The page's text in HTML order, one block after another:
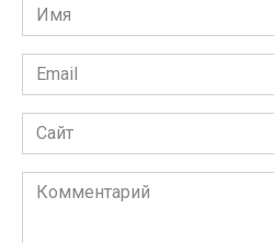
Имя
*
Email
*
Сайт
Комментарий